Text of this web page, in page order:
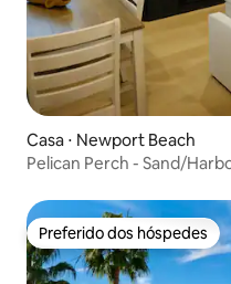
Casa ⋅ Newport Beach
Pelican Perch - Sand/
Preferido dos hóspedes
Preferido dos hóspedes